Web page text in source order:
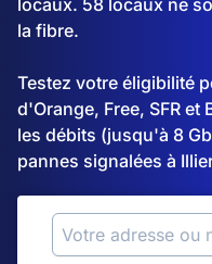
locaux. 58 locaux ne
la fibre.
Testez votre éligibilité
d'Orange, Free, SFR et
les débits (jusqu'à 8
pannes signalées à